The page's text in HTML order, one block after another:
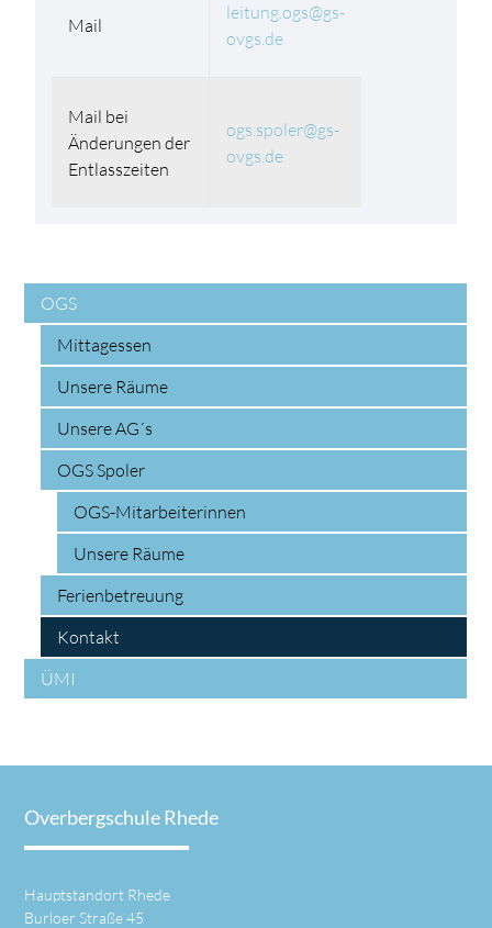
Mail
leitung.ogs@gs-
ovgs.de
Mail bei
Änderungen der
Entlasszeiten
ogs.spoler@gs-
ovgs.de
OGS
Mittagessen
Unsere Räume
Unsere AG´s
OGS Spoler
OGS-Mitarbeiterinnen
Unsere Räume
Ferienbetreuung
Kontakt
ÜMI
Overbergschule Rhede
Hauptstandort Rhede
Burloer Straße 45